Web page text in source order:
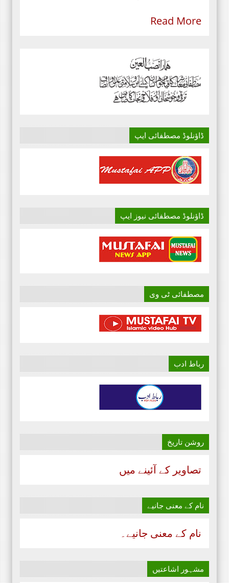
Read More
ڈاؤنلوڈ مصطفائی ایپ
ڈاؤنلوڈ مصطفائی نیوز ایپ
مصطفائی ٹی وی
رباط ادب
روشن تاریخ
تصاویر کے آئینے میں
نام‌ کے معنی جانیے
نام‌ کے معنی جانیے۔
مشہور اشاعتیں